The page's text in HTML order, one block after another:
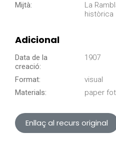
Mijtà:
La
històrica
Adicional
Data de la
creació:
1907
Format:
visual
Materials:
paper
Enllaç al recurs original